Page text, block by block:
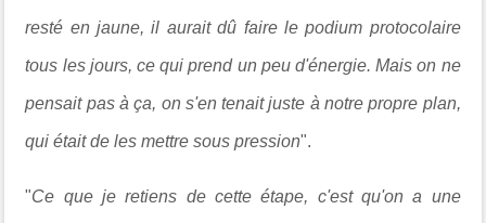
resté en jaune, il aurait dû faire le podium protocolaire
tous les jours, ce qui prend un peu d'énergie. Mais on ne
pensait pas à ça, on s'en tenait juste à notre propre plan,
qui était de les mettre sous pression".
"Ce que je retiens de cette étape, c'est qu'on a une